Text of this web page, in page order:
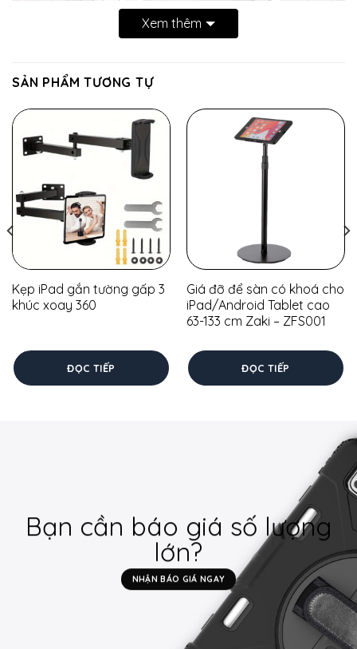
Xem thêm
SẢN PHẨM TƯƠNG TỰ
Kẹp iPad gắn tường gấp 3
khúc xoay 360
ĐỌC TIẾP
Giá đỡ để sàn có khoá cho
iPad/Android Tablet cao
63-133 cm Zaki – ZFS001
ĐỌC TIẾP
Bạn cần báo giá số lượng
lớn?
NHẬN BÁO GIÁ NGAY